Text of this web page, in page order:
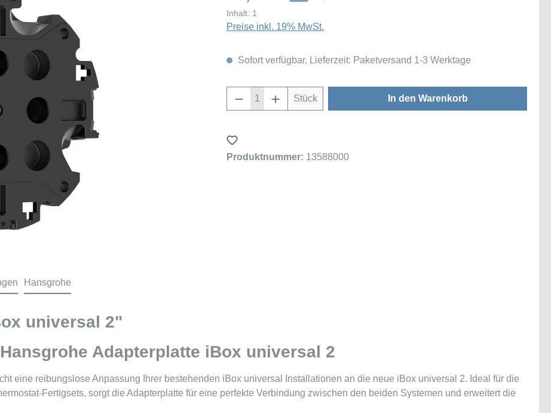
Inhalt: 1
Preise inkl. 19% MwSt.
Sofort verfügbar, Lieferzeit: Paketversand 1-3 Werktage
Produkt Anzahl: Gib den gewünschten Wert ein
Stück In den Warenkorb
Produktnummer: 13588000
Hansgrohe
universal 2"
Adapterplatte iBox universal 2
eine reibungslose Anpassung Ihrer bestehenden iBox universal Installationen an die neue iBox universal 2. Ideal für die
Fertigsets, sorgt die Adapterplatte für eine perfekte Verbindung zwischen den beiden Systemen und erweitert die